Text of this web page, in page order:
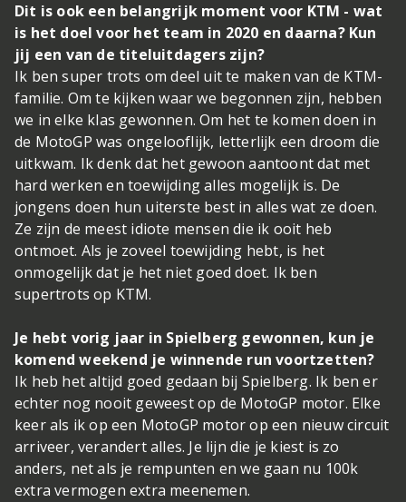
Dit is ook een belangrijk moment voor KTM - wat
is het doel voor het team in 2020 en daarna? Kun
jij een van de titeluitdagers zijn?
Ik ben super trots om deel uit te maken van de KTM-
familie. Om te kijken waar we begonnen zijn, hebben
we in elke klas gewonnen. Om het te komen doen in
de MotoGP was ongelooflijk, letterlijk een droom die
uitkwam. Ik denk dat het gewoon aantoont dat met
hard werken en toewijding alles mogelijk is. De
jongens doen hun uiterste best in alles wat ze doen.
Ze zijn de meest idiote mensen die ik ooit heb
ontmoet. Als je zoveel toewijding hebt, is het
onmogelijk dat je het niet goed doet. Ik ben
supertrots op KTM.
Je hebt vorig jaar in Spielberg gewonnen, kun je
komend weekend je winnende run voortzetten?
Ik heb het altijd goed gedaan bij Spielberg. Ik ben er
echter nog nooit geweest op de MotoGP motor. Elke
keer als ik op een MotoGP motor op een nieuw circuit
arriveer, verandert alles. Je lijn die je kiest is zo
anders, net als je rempunten en we gaan nu 100k
extra vermogen extra meenemen.